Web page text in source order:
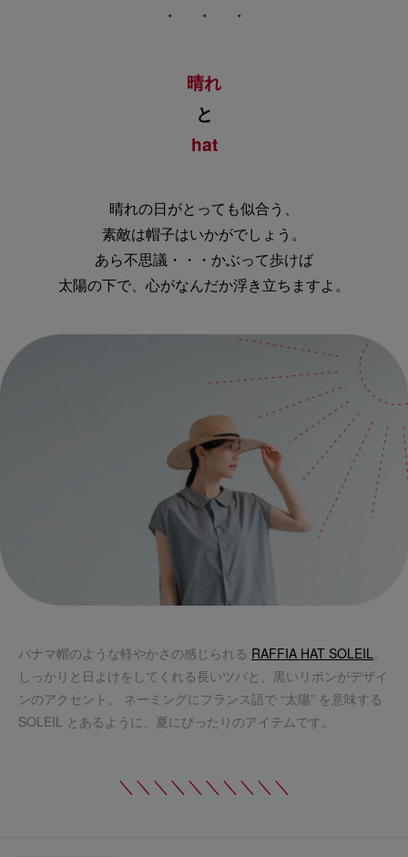
・ ・ ・
晴れ
と
hat
晴れの日がとっても似合う、
素敵は帽子はいかがでしょう。
あら不思議・・・かぶって歩けば
太陽の下で、心がなんだか浮き立ちますよ。
パナマ帽のような軽やかさの感じられる RAFFIA HAT SOLEIL。
しっかりと日よけをしてくれる長いツバと、黒いリボンがデザイ
ンのアクセント。 ネーミングにフランス語で “太陽” を意味する
SOLEIL とあるように、夏にぴったりのアイテムです。
＼＼＼＼＼＼＼＼＼＼